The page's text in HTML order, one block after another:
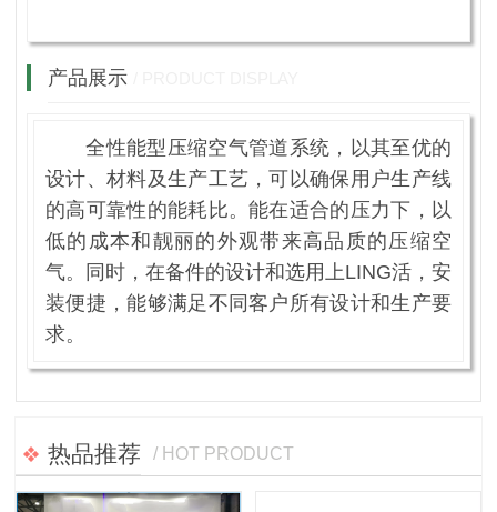
产品展示
全性能型压缩空气管道系统，以其至优的
设计、材料及生产工艺，可以确保用户生产线
的高可靠性的能耗比。能在适合的压力下，以
低的成本和靓丽的外观带来高品质的压缩空
气。同时，在备件的设计和选用上LING活，安
装便捷，能够满足不同客户所有设计和生产要
求。
热品推荐 / HOT PRODUCT